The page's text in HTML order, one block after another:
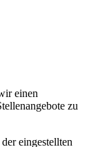
einen
zu
eingestellten